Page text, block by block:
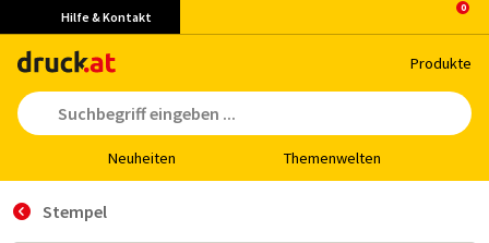
Hilfe & Kontakt
Pro­duk­te
Neu­hei­ten The­men­wel­ten
Stempel